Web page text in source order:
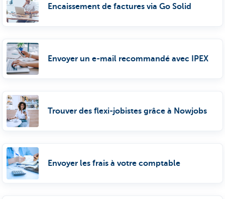
Encaissement de factures via Go Solid
Envoyer un e-mail recommandé avec IPEX
Trouver des flexi-jobistes grâce à Nowjobs
Envoyer les frais à votre comptable